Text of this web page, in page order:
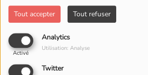
Tout accepter Tout refuser
Analytics
Activé
Utilisation: Analyse
Twitter